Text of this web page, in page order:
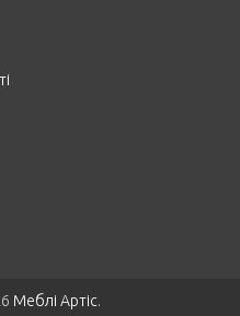
Меблі Артіс.